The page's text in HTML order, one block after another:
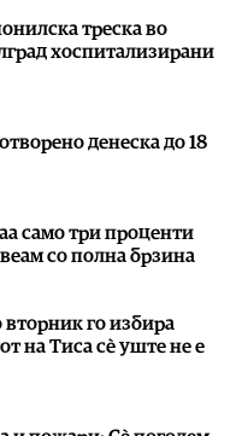
треска во
хоспитализирани
денеска до 18
само три проценти
со полна брзина
го избира
на Тиса сè уште не е